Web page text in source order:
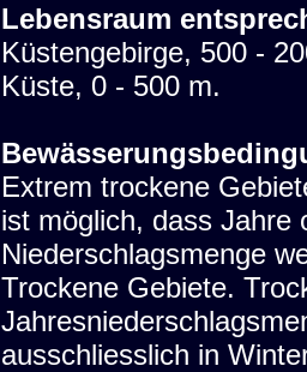
Lebensraum
Küstengebirge, 500 -
Küste, 0 - 500 m.
Extrem trockene
ist möglich, dass Jahre
Niederschlagsmenge
Trockene Gebiete.
ausschliesslich in